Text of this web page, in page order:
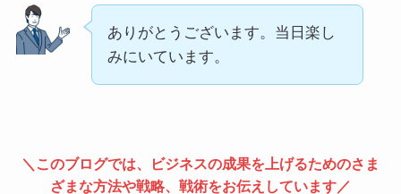
ありがとうございます。当日楽し
みにいています。
＼このブログでは、ビジネスの成果を上げるためのさま
ざまな方法や戦略、戦術をお伝えしています／